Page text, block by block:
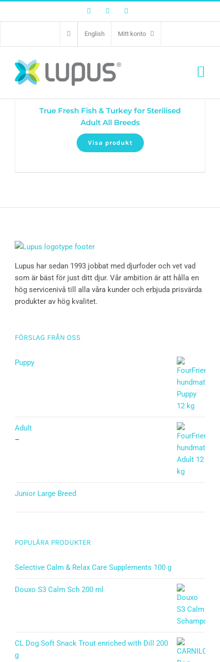
FacebookTwitter
English Mitt konto
True Fresh Fish & Turkey for Sterilised
Adult All Breeds
Visa produkt
Lupus har sedan 1993 jobbat med djurfoder och vet vad
som är bäst för just ditt djur. Vår ambition är att hålla en
hög servicenivå till alla våra kunder och erbjuda prisvärda
produkter av hög kvalitet.
FÖRSLAG FRÅN OSS
Puppy
Adult
–
Junior Large Breed
POPULÄRA PRODUKTER
Selective Calm & Relax Care Supplements 100 g
Douxo S3 Calm Sch 200 ml
CL Dog Soft Snack Trout enriched with Dill 200
g